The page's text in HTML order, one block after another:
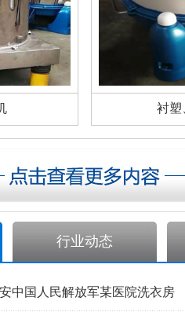
衬塑
行业动态
中国人民解放军某医院洗衣房